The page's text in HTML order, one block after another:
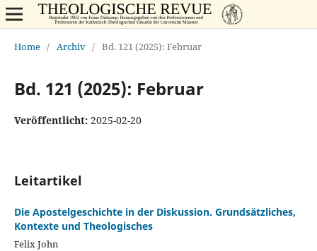
Home / Archiv / Bd. 121 (2025): Februar
Bd. 121 (2025): Februar
Veröffentlicht: 2025-02-20
Leitartikel
Die Apostelgeschichte in der Diskussion. Grundsätzliches,
Kontexte und Theologisches
Felix John